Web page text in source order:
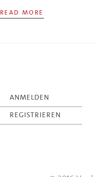
READ MORE
ANMELDEN
REGISTRIEREN